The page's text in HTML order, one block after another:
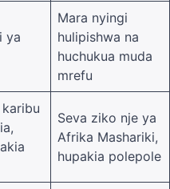
ya
Mara nyingi
hulipishwa na
huchukua muda
mrefu
Seva ziko nje ya
Afrika Mashariki,
hupakia polepole